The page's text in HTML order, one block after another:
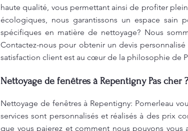
haute qualité, vous permettant ainsi de profiter
écologiques, nous garantissons un espace sain
spécifiques en matière de nettoyage? Nous
Contactez-nous pour obtenir un devis
satisfaction client est au cœur de la philosophie de
Nettoyage de fenêtres à Repentigny Pas cher ?
Nettoyage de fenêtres à Repentigny: Pomerleau
services sont personnalisés et réalisés à des prix
que vous paierez et comment nous pouvons vous